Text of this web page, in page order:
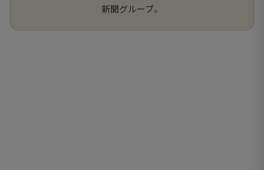
新聞グループ。